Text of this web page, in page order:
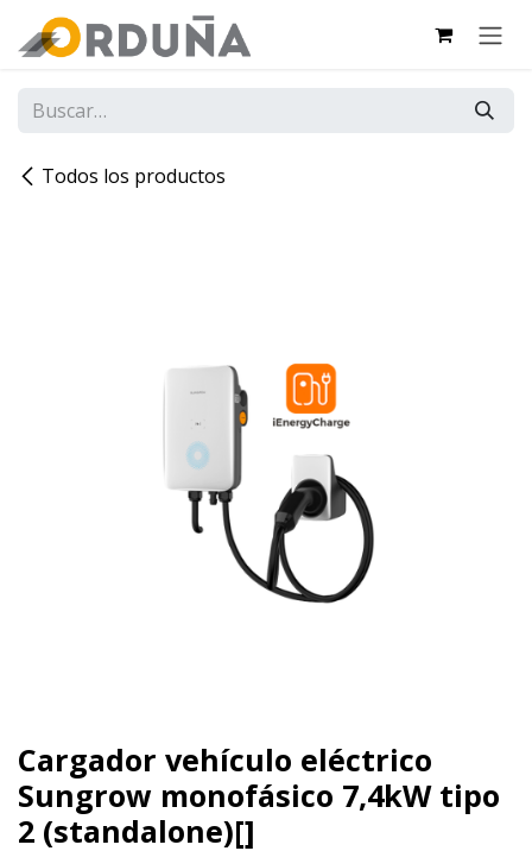
Todos los productos
Cargador vehículo eléctrico
Sungrow monofásico 7,4kW tipo
2 (standalone)[]